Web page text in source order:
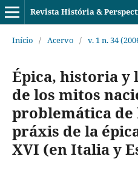
Revista História &
Início / Acervo / v. 1 n. 34
Épica, historia y
de los mitos
problemática de
práxis de la
XVI (en Italia y